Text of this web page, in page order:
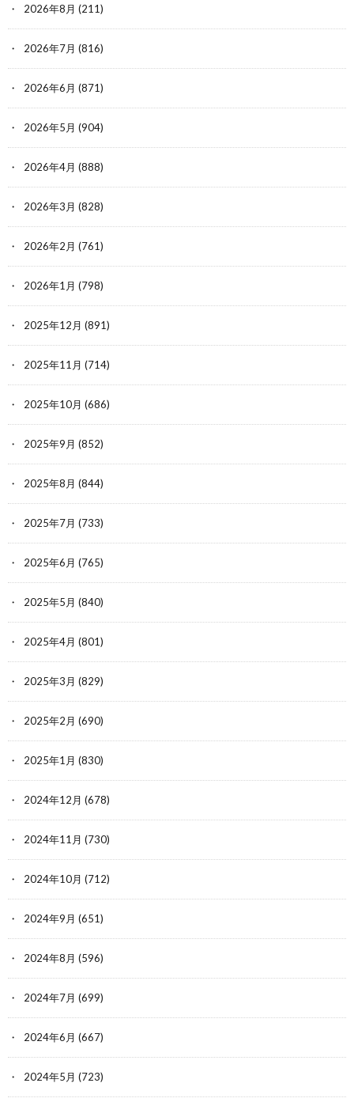
2026年8月 (211)
2026年7月 (816)
2026年6月 (871)
2026年5月 (904)
2026年4月 (888)
2026年3月 (828)
2026年2月 (761)
2026年1月 (798)
2025年12月 (891)
2025年11月 (714)
2025年10月 (686)
2025年9月 (852)
2025年8月 (844)
2025年7月 (733)
2025年6月 (765)
2025年5月 (840)
2025年4月 (801)
2025年3月 (829)
2025年2月 (690)
2025年1月 (830)
2024年12月 (678)
2024年11月 (730)
2024年10月 (712)
2024年9月 (651)
2024年8月 (596)
2024年7月 (699)
2024年6月 (667)
2024年5月 (723)